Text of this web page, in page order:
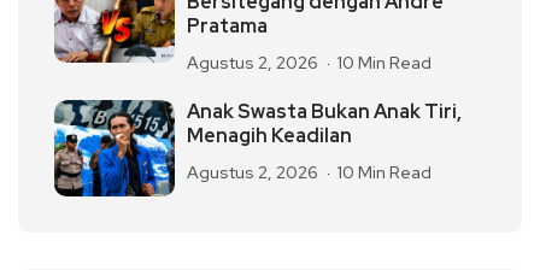
Pratama
Agustus 2, 2026 10 Min Read
Anak Swasta Bukan Anak Tiri,
Menagih Keadilan
Agustus 2, 2026 10 Min Read